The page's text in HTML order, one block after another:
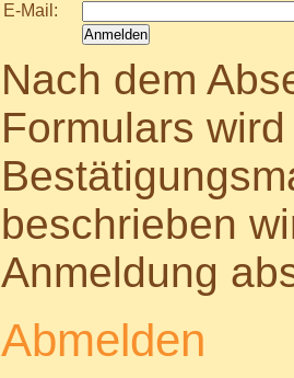
E-Mail:
Nach dem
Formulars
beschrieben
Anmeldung
Abmelden